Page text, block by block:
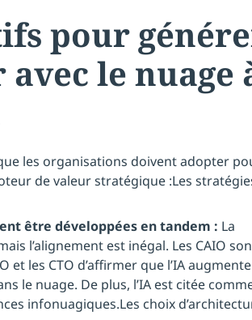
pour
le nuage
les organisations doivent adopter
de valeur stratégique :Les
être développées en tandem : La
l’alignement est inégal. Les CAIO
et les CTO d’affirmer que l’IA
le nuage. De plus, l’IA est citée
infonuagiques.Les choix